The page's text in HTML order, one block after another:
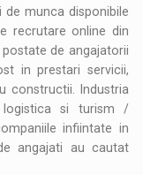
munca disponibile
recrutare online din
de angajatorii
in prestari servicii,
constructii. Industria
si turism /
infiintate in
angajati au cautat